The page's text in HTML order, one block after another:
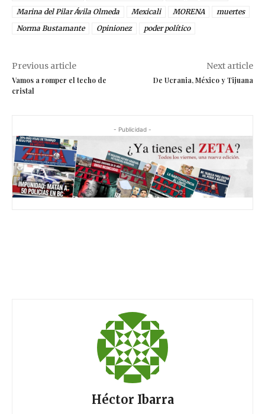
Marina del Pilar Ávila Olmeda
Previous article
cristal
Next article
Héctor Ibarra